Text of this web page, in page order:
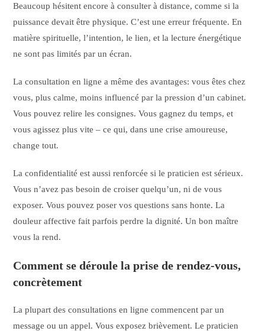
Beaucoup hésitent encore à consulter à distance, comme si la
puissance devait être physique. C’est une erreur fréquente. En
matière spirituelle, l’intention, le lien, et la lecture énergétique
ne sont pas limités par un écran.
La consultation en ligne a même des avantages: vous êtes chez
vous, plus calme, moins influencé par la pression d’un cabinet.
Vous pouvez relire les consignes. Vous gagnez du temps, et
vous agissez plus vite – ce qui, dans une crise amoureuse,
change tout.
La confidentialité est aussi renforcée si le praticien est sérieux.
Vous n’avez pas besoin de croiser quelqu’un, ni de vous
exposer. Vous pouvez poser vos questions sans honte. La
douleur affective fait parfois perdre la dignité. Un bon maître
vous la rend.
Comment se déroule la prise de rendez-vous,
concrètement
La plupart des consultations en ligne commencent par un
message ou un appel. Vous exposez brièvement. Le praticien